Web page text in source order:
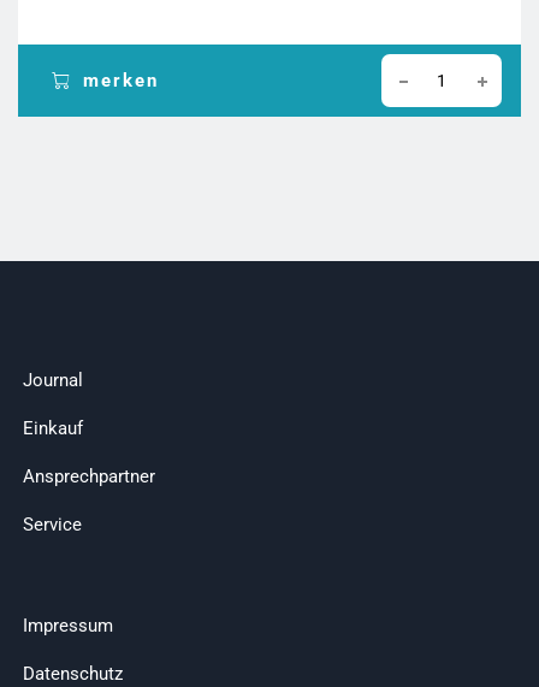
merken
Journal
Einkauf
Ansprechpartner
Service
Impressum
Datenschutz